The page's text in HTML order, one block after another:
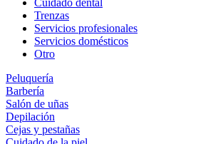
Cuidado dental
Trenzas
Servicios profesionales
Servicios domésticos
Otro
Peluquería
Barbería
Salón de uñas
Depilación
Cejas y pestañas